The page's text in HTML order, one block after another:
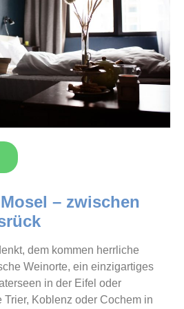
– zwischen
dem kommen herrliche
Weinorte, ein einzigartiges
in der Eifel oder
Koblenz oder Cochem in